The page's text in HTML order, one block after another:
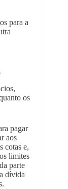
para a
os
pagar
aos
cotas e,
limites
parte
dívida